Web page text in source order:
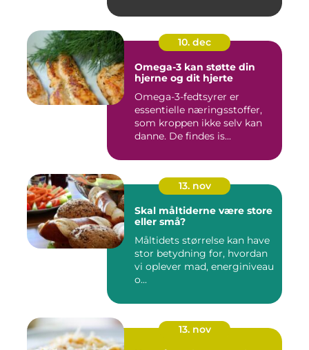
10. dec
Omega-3 kan støtte din
hjerne og dit hjerte
Omega-3-fedtsyrer er
essentielle næringsstoffer,
som kroppen ikke selv kan
danne. De findes is...
13. nov
Skal måltiderne være store
eller små?
Måltidets størrelse kan have
stor betydning for, hvordan
vi oplever mad, energiniveau
o...
13. nov